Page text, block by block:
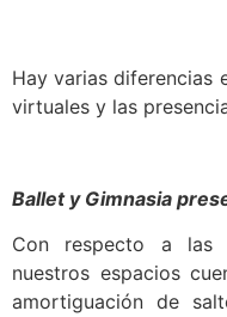
Hay varias diferencias
virtuales y las
Ballet y Gimnasia
Con respecto a las
nuestros espacios
amortiguación de